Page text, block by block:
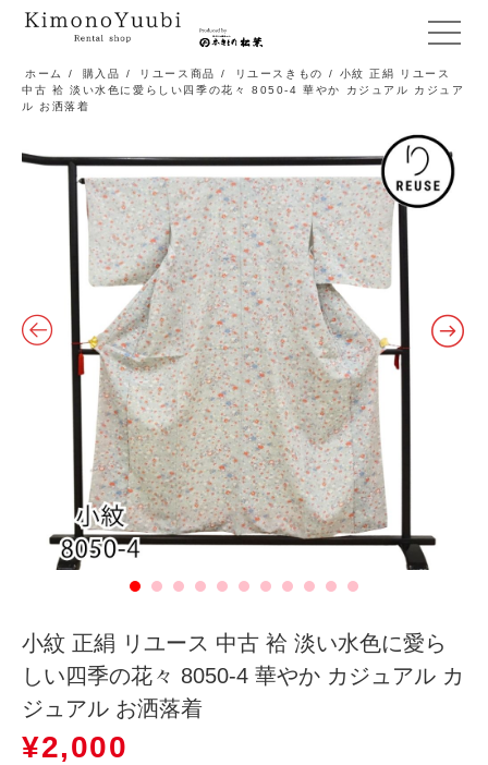
メ
ニ
ュ
開
閉
ホーム / 購入品 / リユース商品 / リユースきもの
/ 小紋 正絹 リユース
中古 袷 淡い水色に愛らしい四季の花々 8050-4 華やか カジュアル カジュア
ル お洒落着
小紋 正絹 リユース 中古 袷 淡い水色に愛ら
しい四季の花々 8050-4 華やか カジュアル カ
ジュアル お洒落着
¥2,000